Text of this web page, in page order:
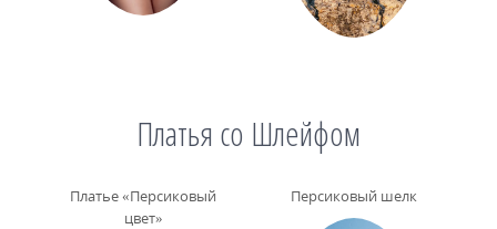
Платья со Шлейфом
Платье «Персиковый
цвет»
Персиковый шелк